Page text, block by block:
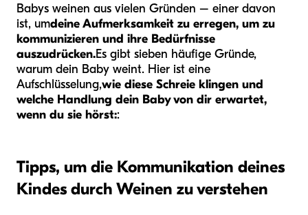
Babys weinen aus vielen Gründen – einer davon
ist, umdeine Aufmerksamkeit zu erregen, um zu
kommunizieren und ihre Bedürfnisse
auszudrücken.Es gibt sieben häufige Gründe,
warum dein Baby weint. Hier ist eine
Aufschlüsselung,wie diese Schreie klingen und
welche Handlung dein Baby von dir erwartet,
wenn du sie hörst::
Tipps, um die Kommunikation deines
Kindes durch Weinen zu verstehen